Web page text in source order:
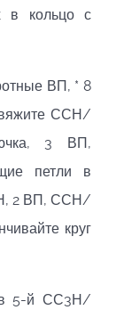
в кольцо с
ВП, * 8
ССН/
3 ВП,
петли в
2 ВП, ССН/
круг
5-й СС3Н/